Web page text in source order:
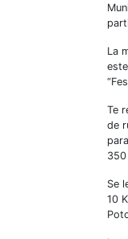
La
Te
de
Se
10